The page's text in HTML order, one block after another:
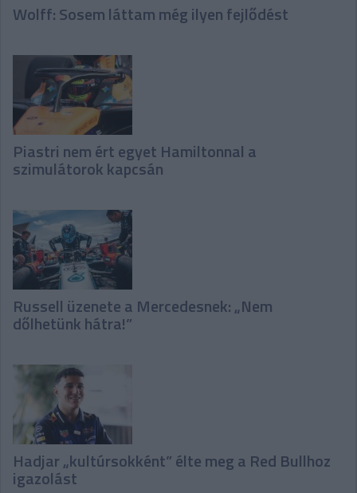
Wolff: Sosem láttam még ilyen fejlődést
Piastri nem ért egyet Hamiltonnal a
szimulátorok kapcsán
Russell üzenete a Mercedesnek: „Nem
dőlhetünk hátra!”
Hadjar „kultúrsokként” élte meg a Red Bullhoz
igazolást